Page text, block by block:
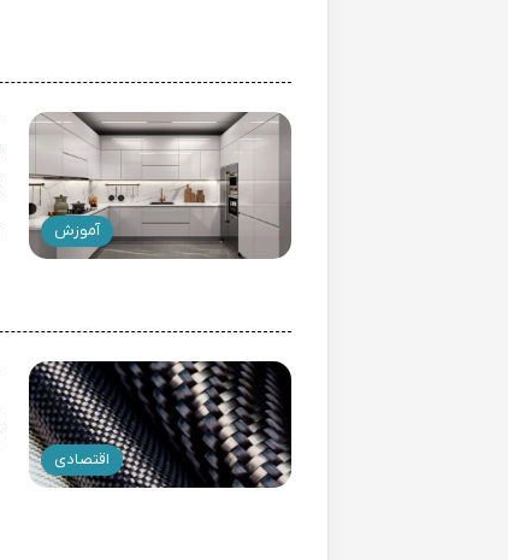
آموزش
اقتصادی